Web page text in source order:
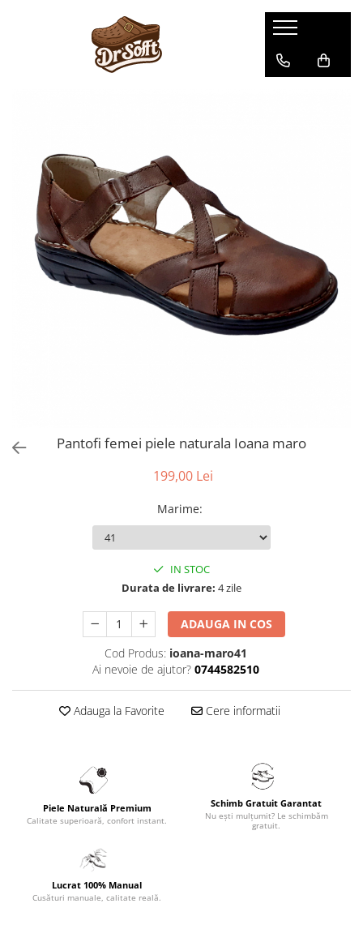
Pantofi femei piele naturala Ioana maro
199,00 Lei
Marime:
IN STOC
Durata de livrare: 4 zile
ADAUGA IN COS
Cod Produs: ioana-maro41
Ai nevoie de ajutor? 0744582510
Adauga la Favorite Cere informatii
Piele Naturală Premium
Calitate superioară, confort instant.
Schimb Gratuit Garantat
Nu ești mulțumit? Le schimbăm
gratuit.
Lucrat 100% Manual
Cusături manuale, calitate reală.